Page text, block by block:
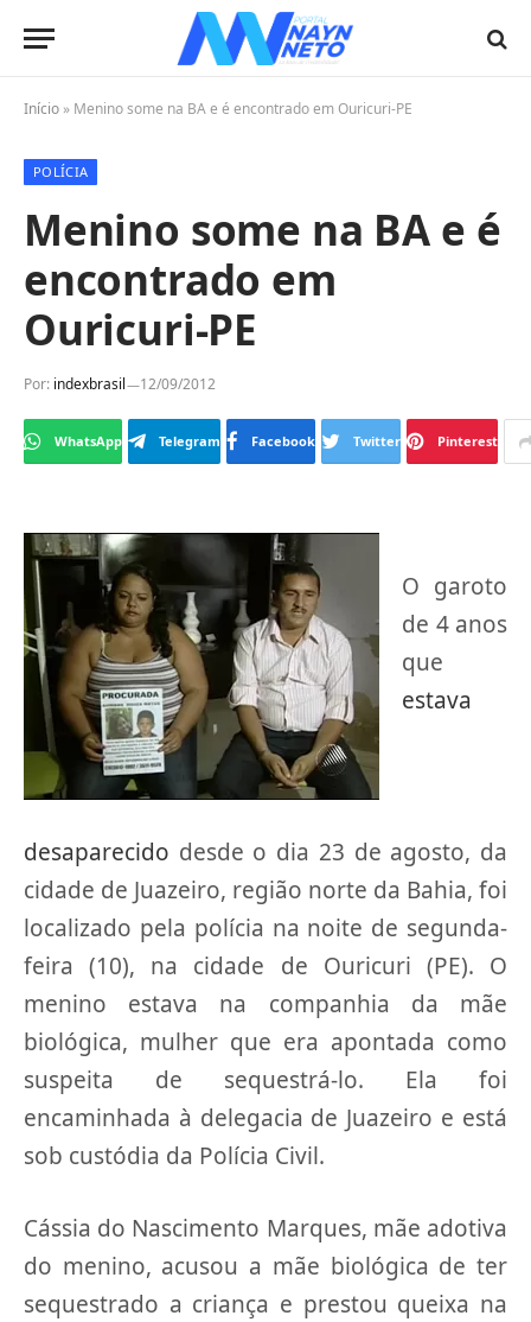
Início » Menino some na BA e é encontrado em Ouricuri-PE
POLÍCIA
Menino some na BA e é
encontrado em
Ouricuri-PE
Por: indexbrasil 12/09/2012
WhatsApp Telegram Facebook Twitter Pinterest
O garoto
de 4 anos
que
estava
desaparecido desde o dia 23 de agosto, da
cidade de Juazeiro, região norte da Bahia, foi
localizado pela polícia na noite de segunda-
feira (10), na cidade de Ouricuri (PE). O
menino estava na companhia da mãe
biológica, mulher que era apontada como
suspeita de sequestrá-lo. Ela foi
encaminhada à delegacia de Juazeiro e está
sob custódia da Polícia Civil.
Cássia do Nascimento Marques, mãe adotiva
do menino, acusou a mãe biológica de ter
sequestrado a criança e prestou queixa na